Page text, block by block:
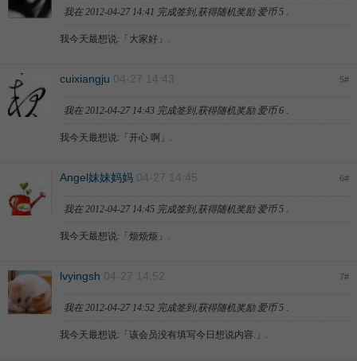
我在 2012-04-27 14:41 完成签到,获得随机奖励 爱币 5 .
我今天最想说:「 大家好 」.
cuixiangju 04-27 14:43 5#
我在 2012-04-27 14:43 完成签到,获得随机奖励 爱币 6 .
我今天最想说:「 开心 啊 」.
Angel妹妹妈妈 04-27 14:45 6#
我在 2012-04-27 14:45 完成签到,获得随机奖励 爱币 5 .
我今天最想说:「 烦烦烦 」.
lvyingsh 04-27 14:52 7#
我在 2012-04-27 14:52 完成签到,获得随机奖励 爱币 5 .
我今天最想说:「 该会员没有填写今日想说内容. 」.